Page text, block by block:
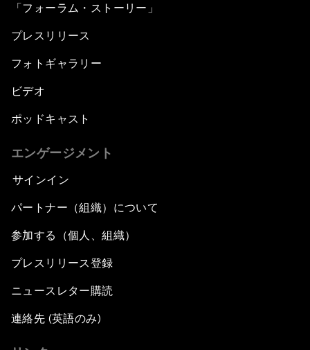
「フォーラム・ストーリー」
プレスリリース
フォトギャラリー
ビデオ
ポッドキャスト
エンゲージメント
サインイン
パートナー（組織）について
参加する（個人、組織）
プレスリリース登録
ニュースレター購読
連絡先 (英語のみ)